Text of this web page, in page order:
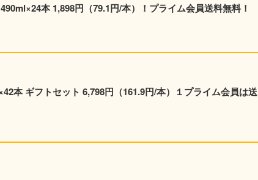
本 1,898円（79.1円/本）！プライム会員送料無料！
本 ギフトセット 6,798円（161.9円/本）１プライム会員は送